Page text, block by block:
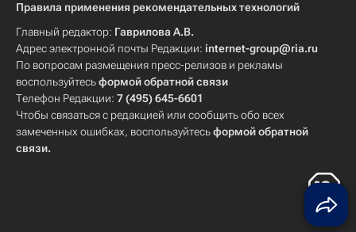
Правила применения рекомендательных технологий
Главный редактор: Гаврилова А.В.
Адрес электронной почты Редакции: internet-group@ria.ru
По вопросам размещения пресс-релизов и рекламы
воспользуйтесьформой обратной связи
Телефон Редакции: 7 (495) 645-6601
Чтобы связаться с редакцией или сообщить обо всех
замеченных ошибках, воспользуйтесьформой обратной
связи.